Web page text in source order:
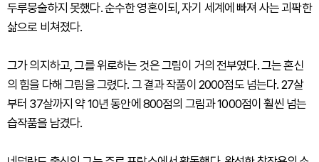
두루뭉술하지 못했다. 순수한 영혼이되, 자기 세계에 빠져 사는 괴팍한
삶으로 비쳐졌다.
그가 의지하고, 그를 위로하는 것은 그림이 거의 전부였다. 그는 혼신
의 힘을 다해 그림을 그렸다. 그 결과 작품이 2000점도 넘는다. 27살
부터 37살까지 약 10년 동안에 800점의 그림과 1000점이 훨씬 넘는
습작품을 남겼다.